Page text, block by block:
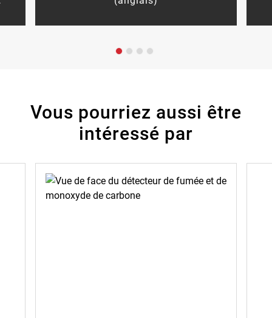
Vous pourriez aussi être
intéressé par